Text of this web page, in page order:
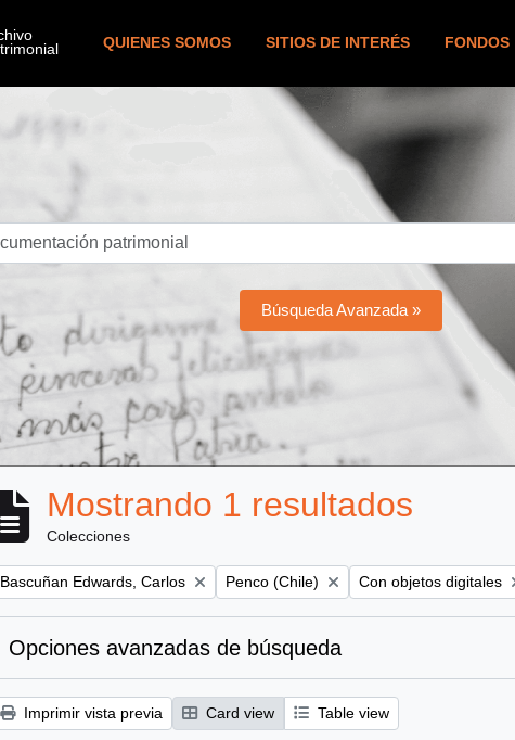
QUIENES SOMOS SITIOS DE INTERÉS FONDOS
Búsqueda Avanzada »
Mostrando 1 resultados
Colecciones
Remove filter:
Bascuñan Edwards, Carlos Remove filter:
Penco (Chile) Remove filter:
Con objetos digitales
Opciones avanzadas de búsqueda
Imprimir vista previa Card view Table view